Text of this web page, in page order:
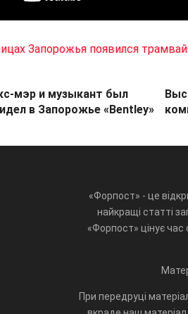
Запорожья появился
мэр и музыкант был
в Запорожье «Bentley»
«Форпост» - це
найкращі статті
«Форпост» цінує час
При передруці